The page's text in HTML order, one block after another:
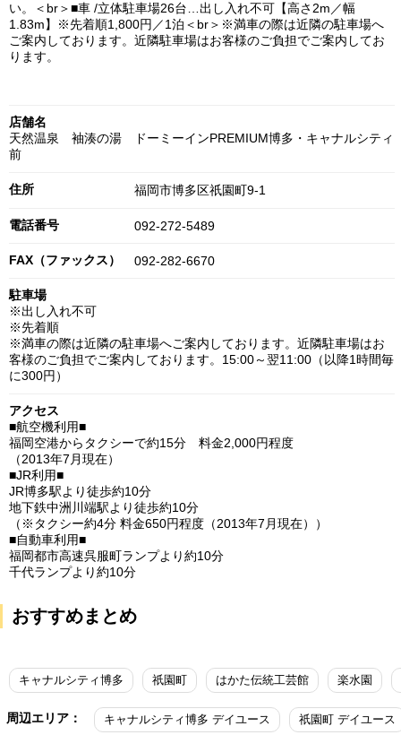
い。＜br＞■車 /立体駐車場26台…出し入れ不可【高さ2m／幅
1.83m】※先着順1,800円／1泊＜br＞※満車の際は近隣の駐車場へ
ご案内しております。近隣駐車場はお客様のご負担でご案内してお
ります。
店舗名
天然温泉 袖湊の湯 ドーミーインPREMIUM博多・キャナルシティ
前
住所 福岡市博多区祇園町9-1
電話番号 092-272-5489
FAX（ファックス） 092-282-6670
駐車場
※出し入れ不可
※先着順
※満車の際は近隣の駐車場へご案内しております。近隣駐車場はお
客様のご負担でご案内しております。15:00～翌11:00（以降1時間毎
に300円）
アクセス
■航空機利用■
福岡空港からタクシーで約15分 料金2,000円程度
（2013年7月現在）
■JR利用■
JR博多駅より徒歩約10分
地下鉄中洲川端駅より徒歩約10分
（※タクシー約4分 料金650円程度（2013年7月現在））
■自動車利用■
福岡都市高速呉服町ランプより約10分
千代ランプより約10分
おすすめまとめ
キャナルシティ博多 祇園町 はかた伝統工芸館 楽水園
周辺エリア： キャナルシティ博多 デイユース 祇園町 デイユース